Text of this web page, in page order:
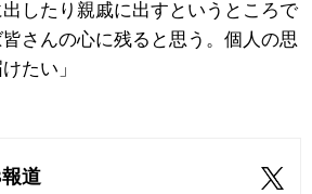
したり親戚に出すというところで
さんの心に残ると思う。個人の思
たい」
道